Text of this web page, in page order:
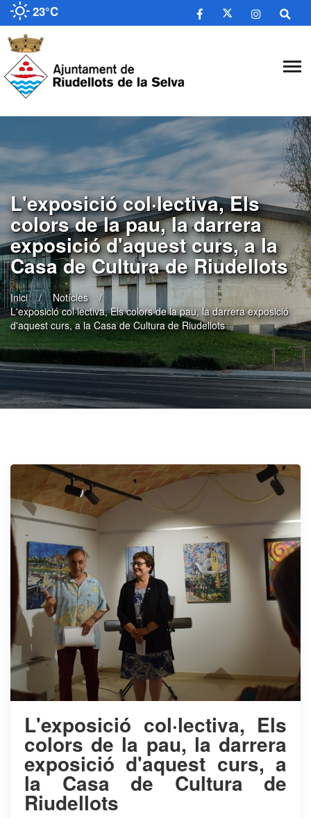
23°C
L'exposició col·lectiva, Els
colors de la pau, la darrera
exposició d'aquest curs, a la
Casa de Cultura de Riudellots
Inici
Notícies
L'exposició col·lectiva, Els colors de la pau, la darrera exposició
d'aquest curs, a la Casa de Cultura de Riudellots
L'exposició col·lectiva, Els
colors de la pau, la darrera
exposició d'aquest curs, a
la Casa de Cultura de
Riudellots